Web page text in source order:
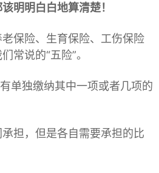
明明白白地算清楚！
保险、生育保险、工伤保险
常说的“五险”。
单独缴纳其中一项或者几项的
担，但是各自需要承担的比